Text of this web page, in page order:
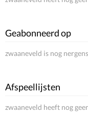
Geabonneerd op
zwaaneveld is nog
Afspeellijsten
zwaaneveld heeft nog